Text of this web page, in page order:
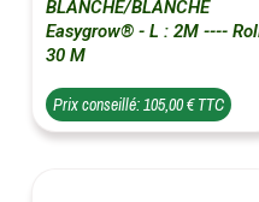
BLANCHE/BLANCHE
Easygrow® - L : 2M ----
30 M
Prix conseillé: 105,00 € TTC